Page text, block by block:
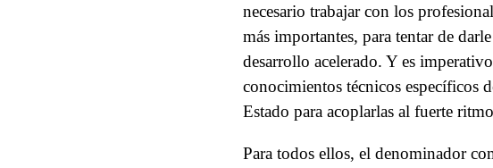
necesario trabajar con los
más importantes, para tentar de
desarrollo acelerado. Y es
conocimientos técnicos específicos
Estado para acoplarlas al fuerte
Para todos ellos, el denominador